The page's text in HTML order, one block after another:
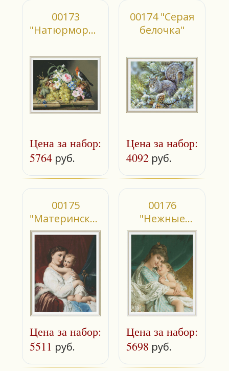
00173
"Натюрморт с
Цена за набор:
5764 руб.
00174 "Серая
белочка"
Цена за набор:
4092 руб.
00175
"Материнская
любовь"
Цена за набор:
5511 руб.
00176
"Нежные
объятия"
Цена за набор:
5698 руб.